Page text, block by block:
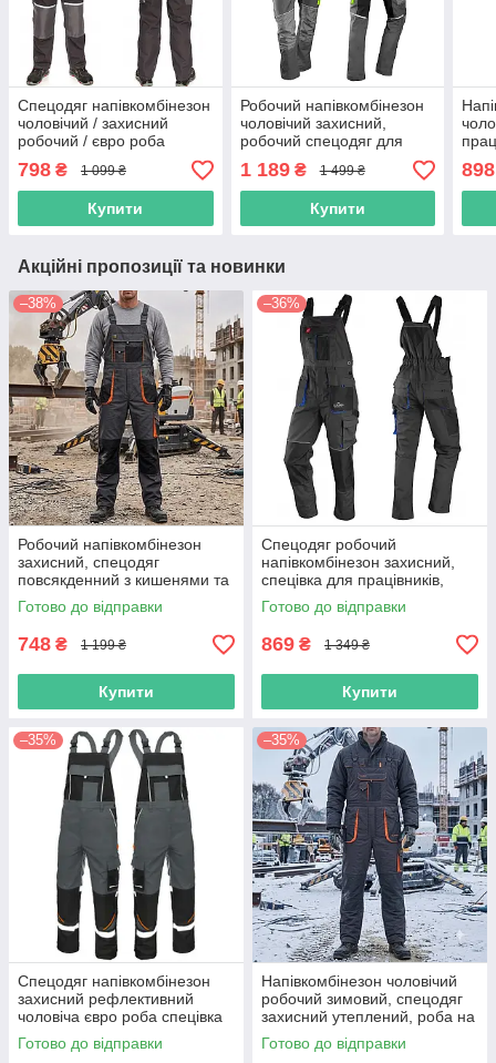
Спецодяг напівкомбінезон
чоловічий / захисний
робочий / євро роба
уніформа для робочих /
спецівка польша
798 ₴ 1 099 ₴
Купити
Робочий напівкомбінезон
чоловічий захисний,
робочий спецодяг для
працівника, чоловіча роба
спецівка, польша
1 189₴ 1 499 ₴
Купити
898
Акційні пропозиції та новинки
–38%
Робочий напівкомбінезон
захисний, спецодяг
повсякденний з кишенями та
петлями, роба чоловіча
функціональна, польша reis
Готово до відправки
748 ₴ 1 199 ₴
Купити
–36%
Спецодяг робочий
напівкомбінезон захисний,
спецівка для працівників,
роба уніформа спеціаліста,
польша
Готово до відправки
869 ₴ 1 349 ₴
Купити
–35%
Спецодяг напівкомбінезон
захисний рефлективний
чоловіча євро роба спецівка
робоча уніформа одяг
польша
Готово до відправки
–35%
Напівкомбінезон чоловічий
робочий зимовий, спецодяг
захисний утеплений, роба на
кожен день, польша
Готово до відправки